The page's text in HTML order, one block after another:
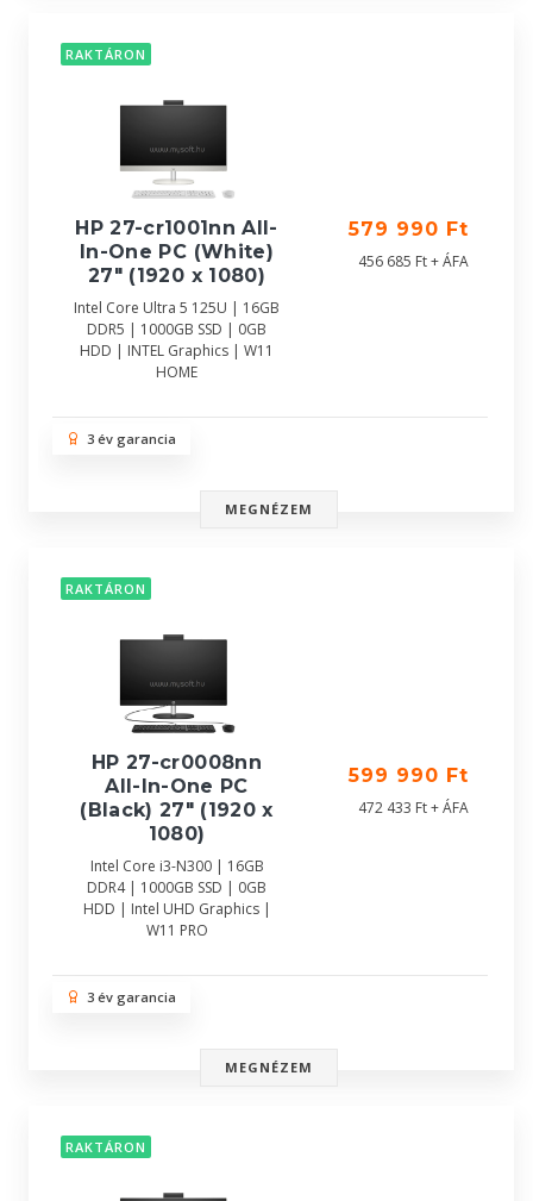
RAKTÁRON
HP 27-cr1001nn All-
In-One PC (White)
27" (1920 x 1080)
Intel Core Ultra 5 125U | 16GB
DDR5 | 1000GB SSD | 0GB
HDD | INTEL Graphics | W11
HOME
579 990 Ft
456 685 Ft + ÁFA
3 év garancia
MEGNÉZEM
RAKTÁRON
HP 27-cr0008nn
All-In-One PC
(Black) 27" (1920 x
1080)
Intel Core i3-N300 | 16GB
DDR4 | 1000GB SSD | 0GB
HDD | Intel UHD Graphics |
W11 PRO
599 990 Ft
472 433 Ft + ÁFA
3 év garancia
MEGNÉZEM
RAKTÁRON